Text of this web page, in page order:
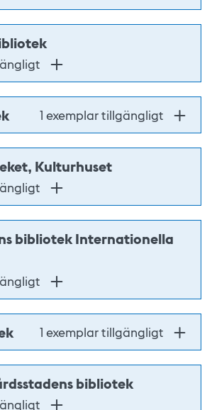
1 exemplar tillgängligt
Kulturhuset
bibliotek Internationella
1 exemplar tillgängligt
bibliotek